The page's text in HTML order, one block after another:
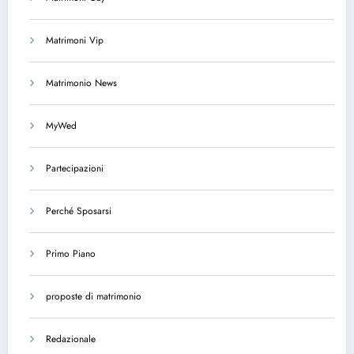
Matrimoni Vip
Matrimonio News
MyWed
Partecipazioni
Perché Sposarsi
Primo Piano
proposte di matrimonio
Redazionale